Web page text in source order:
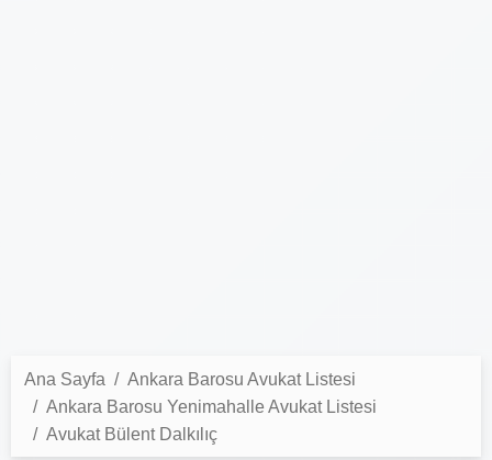
Ana Sayfa
Ankara Barosu Avukat Listesi
Ankara Barosu Yenimahalle Avukat Listesi
Avukat Bülent Dalkılıç